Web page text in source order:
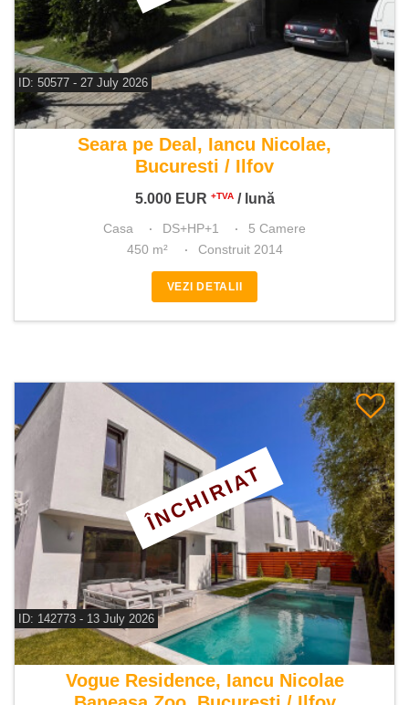
ID: 50577 - 27 July 2026
De inchiriat casa 5 camere
Seara pe Deal, Iancu Nicolae,
Bucuresti / Ilfov
5.000 EUR +TVA/ lună
Casa DS+HP+1
5 Camere
450 m²
Construit 2014
VEZI DETALII
ID: 142773 - 13 July 2026
De inchiriat vila 6 camere
Vogue Residence, Iancu Nicolae
ÎNCHIRIAT